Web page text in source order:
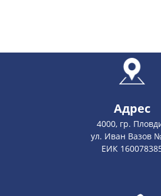
Адрес
4000, гр.
ул. Иван Вазов
ЕИК